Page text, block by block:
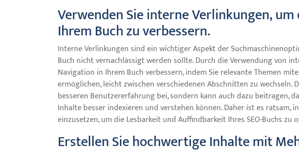
Verwenden Sie interne Verlinkungen,
Ihrem Buch zu verbessern.
Interne Verlinkungen sind ein wichtiger Aspekt der
Buch nicht vernachlässigt werden sollte. Durch die Verwendung von
Navigation in Ihrem Buch verbessern, indem Sie relevante Themen
ermöglichen, leicht zwischen verschiedenen Abschnitten zu
besseren Benutzererfahrung bei, sondern kann auch dazu beitragen,
Inhalte besser indexieren und verstehen können. Daher ist es ratsam,
einzusetzen, um die Lesbarkeit und Auffindbarkeit Ihres SEO-Buchs zu
Erstellen Sie hochwertige Inhalte mit